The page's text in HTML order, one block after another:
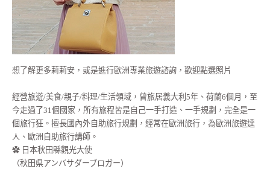
想了解更多莉莉安，或是進行歐洲專業旅遊諮詢，歡迎點選照片
經營旅遊/美食/親子/料理/生活領域，曾旅居義大利5年、荷蘭6個月，至
今走過了31個國家，所有旅程皆是自己一手打造、一手規劃，完全是一
個旅行狂。擅長國內外自助旅行規劃，經常在歐洲旅行，為歐洲旅遊達
人、歐洲自助旅行講師。
✿ 日本秋田縣觀光大使
（秋田県アンバサダーブロガー）